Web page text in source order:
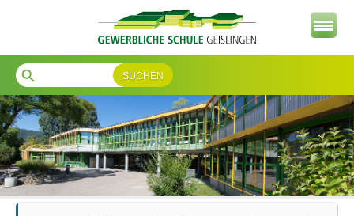
search